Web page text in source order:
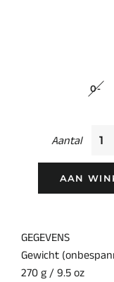
0-
Aantal
AAN
GEGEVENS
Gewicht
270 g / 9.5 oz